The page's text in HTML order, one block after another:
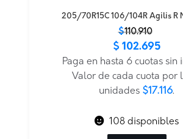
205/70R15C 106/104R Agilis R
$110.910
original
actual
$ 102.695
Paga en hasta 6 cuotas sin
Valor de cada cuota por
unidades $17.116.
108 disponibles